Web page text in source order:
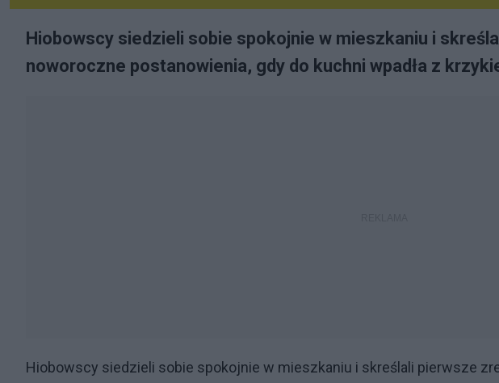
Hiobowscy siedzieli sobie spokojnie w mieszkaniu i
noworoczne postanowienia, gdy do kuchni wpadła z
Hiobowscy siedzieli sobie spokojnie w mieszkaniu i skreślali pierwsze